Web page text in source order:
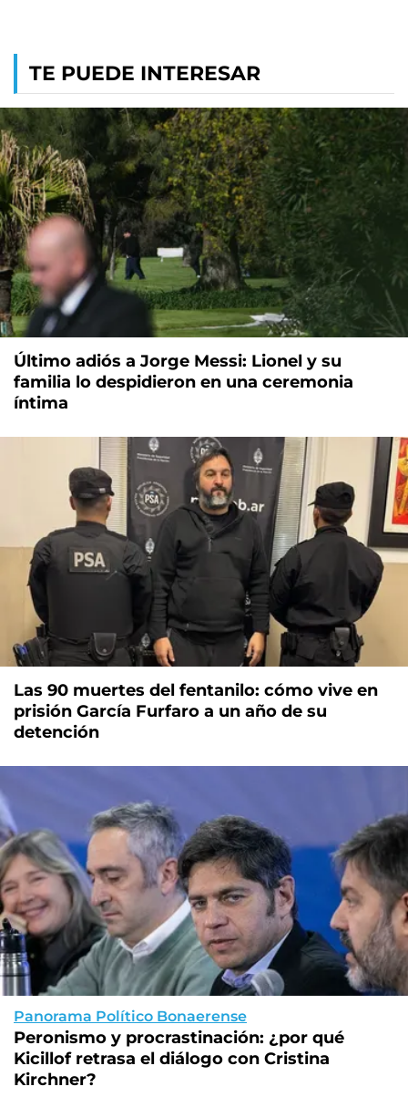
TE PUEDE INTERESAR
Último adiós a Jorge Messi: Lionel y su
familia lo despidieron en una ceremonia
íntima
Las 90 muertes del fentanilo: cómo vive en
prisión García Furfaro a un año de su
detención
Panorama Político Bonaerense
Peronismo y procrastinación: ¿por qué
Kicillof retrasa el diálogo con Cristina
Kirchner?